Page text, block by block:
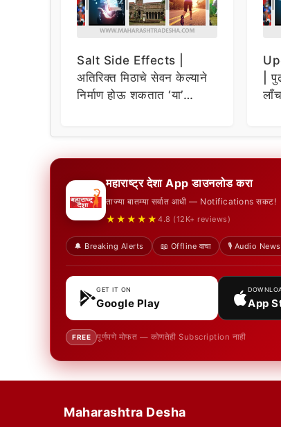
Salt Side Effects |
अतिरिक्त मिठाचे सेवन केल्याने
निर्माण होऊ शकतात ‘या’
|
महाराष्ट्र देशा App डाउनलोड करा
ताज्या बातम्या सर्वात आधी — Notifications सकट!
★★★★★ 4.8 (12K+ reviews)
🔔 Breaking Alerts 📖 Offline वाचा 🎙️ Audio News
GET IT ON
Google Play App
FREE पूर्णपणे मोफत — कोणतेही Subscription नाही
Maharashtra Desha